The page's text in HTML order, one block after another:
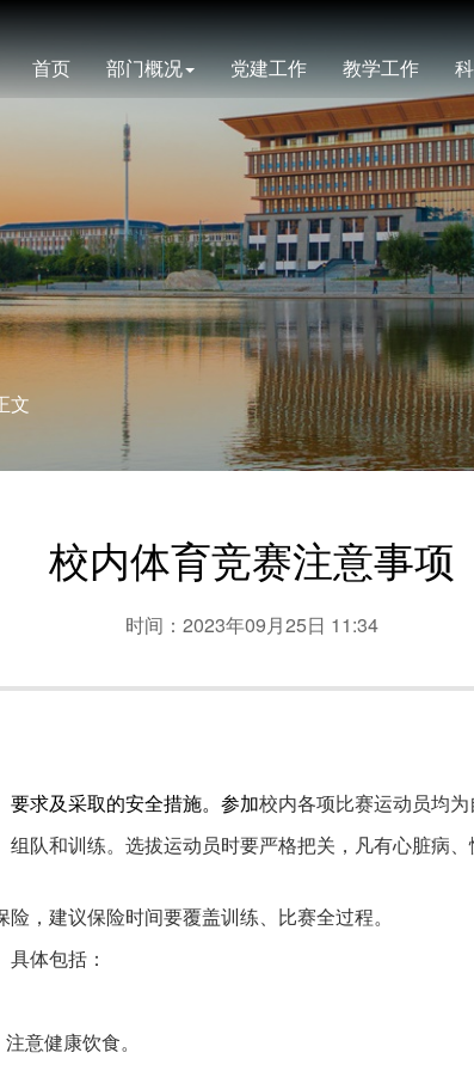
首页 部门概况 党建工作 教学工作
文
校内体育竞赛注意事项
时间：2023年09月25日 11:34
要求及采取的安全措施。参加校内各项比赛运动员均为
队和训练。选拔运动员时要严格把关，凡有心脏病
，建议保险时间要覆盖训练、比赛全过程。
体包括：
意健康饮食。